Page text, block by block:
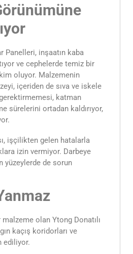
Panelleri, inşaatın kaba
ve cephelerde temiz bir
oluyor. Malzemenin
içeriden de sıva ve iskele
katman
sürelerini ortadan kaldırıyor,
işçilikten gelen hatalarla
izin vermiyor. Darbeye
yüzeylerde de sorun
malzeme olan Ytong Donatılı
kaçış koridorları ve
ediliyor.